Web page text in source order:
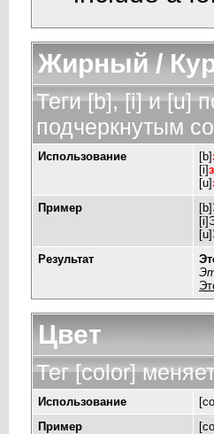
Жирный /
Теги [b], [i] и [u]
подчеркнутым
Использование [b]
[i]
[u]
Пример
Результат
Цвет
Тег [color]
Использование
Пример